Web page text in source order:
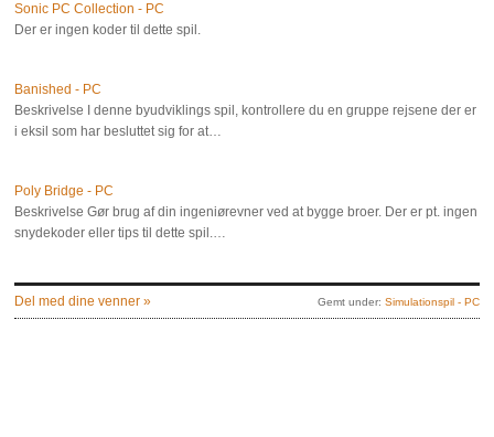
Sonic PC Collection - PC
Der er ingen koder til dette spil.
Banished - PC
Beskrivelse I denne byudviklings spil, kontrollere du en gruppe rejsene der er
i eksil som har besluttet sig for at…
Poly Bridge - PC
Beskrivelse Gør brug af din ingeniørevner ved at bygge broer. Der er pt. ingen
snydekoder eller tips til dette spil.…
Del med dine venner » Gemt under: Simulationspil - PC